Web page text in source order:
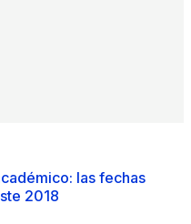
las fechas
2018